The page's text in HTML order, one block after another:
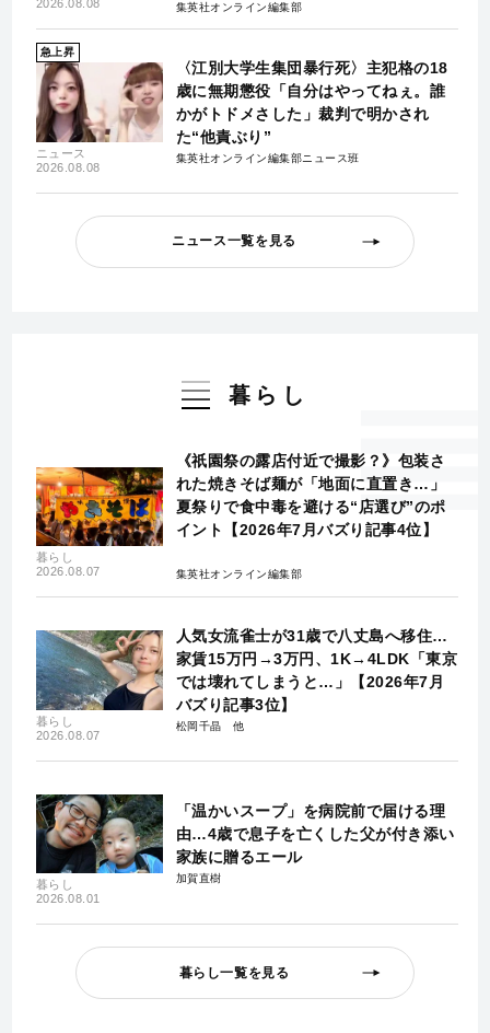
2026.08.08 集英社オンライン編集部
急上昇
ニュース
2026.08.08
〈江別大学生集団暴行死〉主犯格の18
歳に無期懲役「自分はやってねぇ。誰
かがトドメさした」裁判で明かされ
た“他責ぶり”
集英社オンライン編集部ニュース班
ニュース一覧を見る
暮らし
暮らし
2026.08.07
《祇園祭の露店付近で撮影？》包装さ
れた焼きそば麺が「地面に直置き…」
夏祭りで食中毒を避ける“店選び”のポ
イント【2026年7月バズり記事4位】
集英社オンライン編集部
暮らし
2026.08.07
人気女流雀士が31歳で八丈島へ移住…
家賃15万円→3万円、1K→4LDK「東京
では壊れてしまうと…」【2026年7月
バズり記事3位】
松岡千晶
暮らし
2026.08.01
「温かいスープ」を病院前で届ける理
由…4歳で息子を亡くした父が付き添い
家族に贈るエール
加賀直樹
暮らし一覧を見る